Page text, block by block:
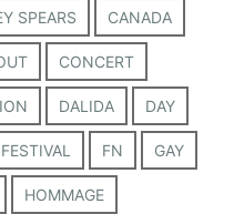
SPEARS CANADA
CONCERT
DALIDA DAY
FESTIVAL FN GAY
HOMMAGE